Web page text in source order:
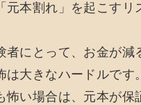
元本割れ」を起こすリ
者にとって、お金が減
は大きなハードルです。
怖い場合は、元本が保